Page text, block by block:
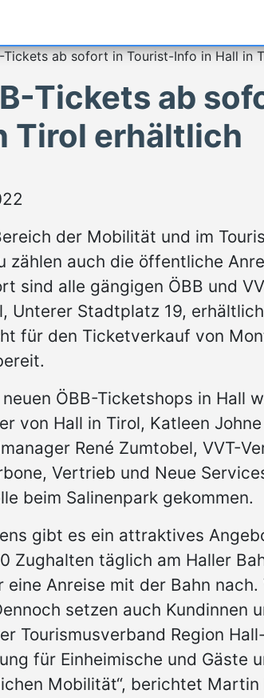
Tickets ab sofort in Tourist-Info in Hall in
Tickets ab
Tirol erhältlich
der Mobilität und im
zählen auch die öffentliche
sind alle gängigen ÖBB und
Unterer Stadtplatz 19,
für den Ticketverkauf von
ÖBB-Ticketshops in Hall
von Hall in Tirol, Katleen
René Zumtobel, VVT-
Vertrieb und Neue
beim Salinenpark gekommen.
gibt es ein attraktives
Zughalten täglich am Haller
eine Anreise mit der Bahn
setzen auch Kundinnen
Tourismusverband Region
für Einheimische und Gäste
Mobilität“, berichtet